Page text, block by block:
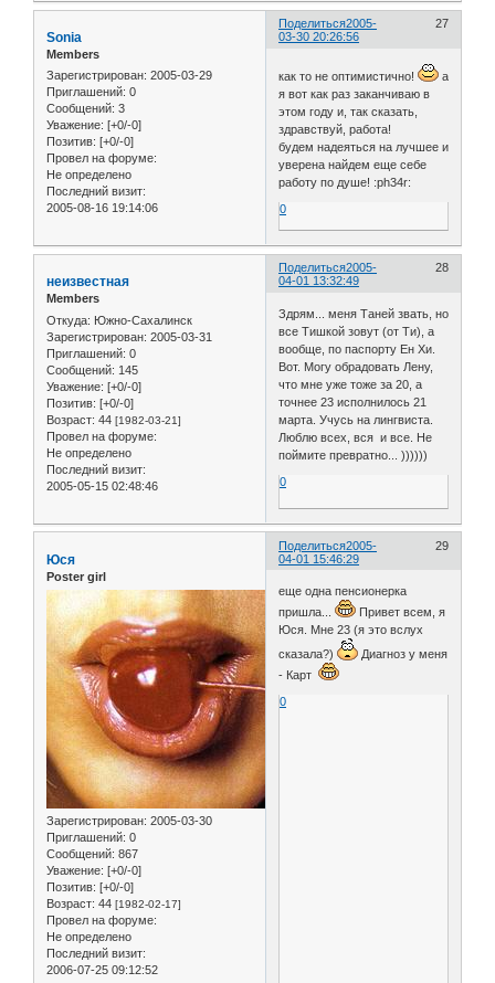
Поделиться 27
2005-
03-30 20:26:56
Sonia
Members
Зарегистрирован: 2005-03-29
Приглашений: 0
Сообщений: 3
Уважение: [+0/-0]
Позитив: [+0/-0]
Провел на форуме:
Не определено
Последний визит:
2005-08-16 19:14:06
как то не оптимистично!
а
я вот как раз заканчиваю в
этом году и, так сказать,
здравствуй, работа!
будем надеяться на лучшее и
уверена найдем еще себе
работу по душе! :ph34r:
0
Поделиться 28
2005-
04-01 13:32:49
неизвестная
Members
Откуда: Южно-Сахалинск
Зарегистрирован: 2005-03-31
Приглашений: 0
Сообщений: 145
Уважение: [+0/-0]
Позитив: [+0/-0]
Возраст: 44 [1982-03-21]
Провел на форуме:
Не определено
Последний визит:
2005-05-15 02:48:46
Здрям... меня Таней звать, но
все Тишкой зовут (от Ти), а
вообще, по паспорту Ен Хи.
Вот. Могу обрадовать Лену,
что мне уже тоже за 20, а
точнее 23 исполнилось 21
марта. Учусь на лингвиста.
Люблю всех, вся и все. Не
поймите превратно... ))))))
0
Поделиться 29
2005-
04-01 15:46:29
Юся
Poster girl
Зарегистрирован: 2005-03-30
Приглашений: 0
Сообщений: 867
Уважение: [+0/-0]
Позитив: [+0/-0]
Возраст: 44 [1982-02-17]
Провел на форуме:
Не определено
Последний визит:
2006-07-25 09:12:52
еще одна пенсионерка
пришла...
Привет всем, я
Юся. Мне 23 (я это вслух
сказала?)
Диагноз у меня
- Карт
0